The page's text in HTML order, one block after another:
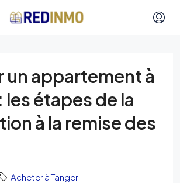
un appartement à
les étapes de la
à la remise des
Acheter à Tanger